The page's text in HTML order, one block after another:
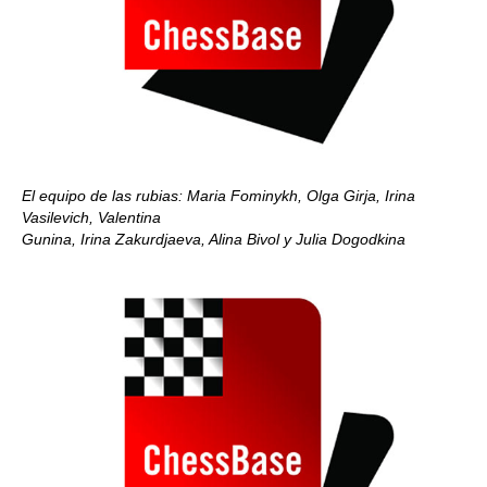
El equipo de las rubias: Maria Fominykh, Olga Girja, Irina
Vasilevich, Valentina
Gunina, Irina Zakurdjaeva, Alina Bivol y Julia Dogodkina